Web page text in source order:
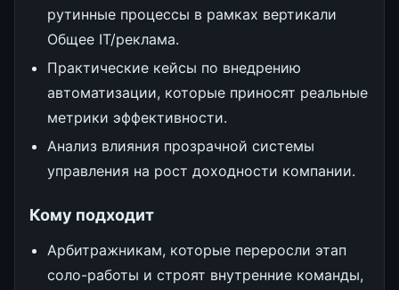
рутинные процессы в рамках вертикали
Общее IT/реклама.
Практические кейсы по внедрению
автоматизации, которые приносят реальные
метрики эффективности.
Анализ влияния прозрачной системы
управления на рост доходности компании.
Кому подходит
Арбитражникам, которые переросли этап
соло-работы и строят внутренние команды,